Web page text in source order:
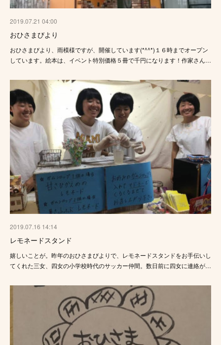
2019.07.21 04:00
おひさまびより
おひさまびより、雨模様ですが、開催しています(*^^*)１６時までオープン
しています。絵本は、イベント特別価格５冊で千円になります！作家さん…
2019.07.16 14:14
レモネードスタンド
嬉しいことが。昨年のおひさまびよりで、レモネードスタンドをお手伝いし
てくれた三女、四女の小学校時代のサッカー仲間。数日前に四女に連絡が…